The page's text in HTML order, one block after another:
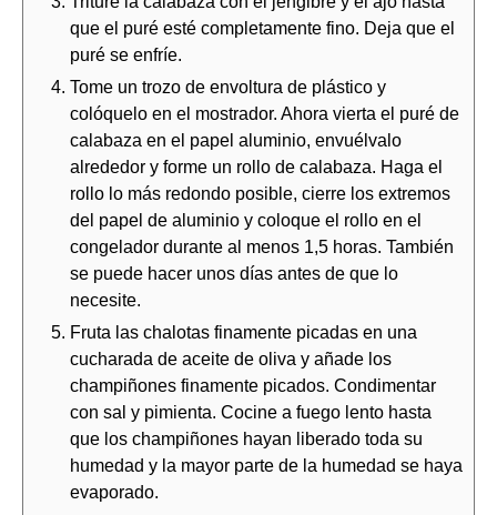
que el puré esté completamente fino. Deja que el
puré se enfríe.
Tome un trozo de envoltura de plástico y
colóquelo en el mostrador. Ahora vierta el puré de
calabaza en el papel aluminio, envuélvalo
alrededor y forme un rollo de calabaza. Haga el
rollo lo más redondo posible, cierre los extremos
del papel de aluminio y coloque el rollo en el
congelador durante al menos 1,5 horas. También
se puede hacer unos días antes de que lo
necesite.
Fruta las chalotas finamente picadas en una
cucharada de aceite de oliva y añade los
champiñones finamente picados. Condimentar
con sal y pimienta. Cocine a fuego lento hasta
que los champiñones hayan liberado toda su
humedad y la mayor parte de la humedad se haya
evaporado.